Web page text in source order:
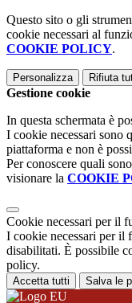
Questo sito o gli
cookie necessari al
COOKIE POLICY.
Personalizza Rifiuta
Gestione cookie
In questa schermata è
I cookie necessari sono
piattaforma e non è
Per conoscere quali
visionare la COOKIE
Cookie necessari per il
I cookie necessari per il
disabilitati. È possibile
policy.
Accetta tutti Salva le